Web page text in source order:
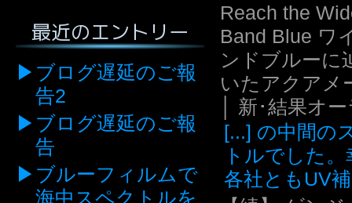
最近のエントリー
ブログ遅延のご報
告2
ブログ遅延のご報
告
ブルーフィルムで
海中スペクトルを
Reach the
Band Blue ワ
ンドブルーに
いたアクアメ
│ 新･結果オ
[...] の中間の
トルでした
各社ともUV